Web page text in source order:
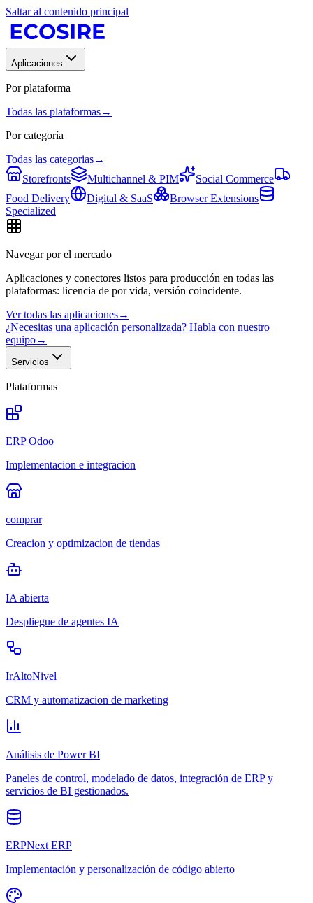
Saltar al contenido principal
Aplicaciones
Por plataforma
Todas las plataformas→
Por categoría
Todas las categorias→
Storefronts
Multichannel & PIM
Social Commerce
Food Delivery
Digital & SaaS
Browser Extensions
Specialized
Navegar por el mercado
Aplicaciones y conectores listos para producción en todas las
plataformas: licencia de por vida, versión coincidente.
Ver todas las aplicaciones→
¿Necesitas una aplicación personalizada? Habla con nuestro
equipo→
Servicios
Plataformas
ERP Odoo
Implementacion e integracion
comprar
Creacion y optimizacion de tiendas
IA abierta
Despliegue de agentes IA
IrAltoNivel
CRM y automatizacion de marketing
Análisis de Power BI
Paneles de control, modelado de datos, integración de ERP y
servicios de BI gestionados.
ERPNext ERP
Implementación y personalización de código abierto